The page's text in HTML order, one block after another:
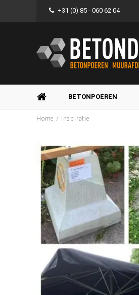
+31 (0) 85 - 060 62 04
BETONPOEREN
Home / Inspiratie